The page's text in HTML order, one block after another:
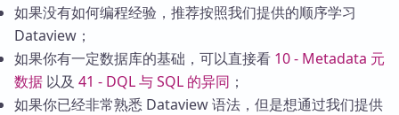
如果没有如何编程经验，推荐按照我们提供的顺序学习
Dataview；
如果你有一定数据库的基础，可以直接看 10 - Metadata 元
数据 以及 41 - DQL 与 SQL 的异同 ；
如果你已经非常熟悉 Dataview 语法，但是想通过我们提供